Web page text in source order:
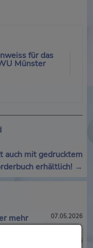
für das
Münster
auch mit gedrucktem
erhältlich! →
mehr
07.05.2026
halten
26.01.2026